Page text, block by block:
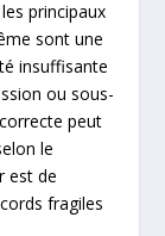
principaux
sont une
insuffisante
ou sous-
peut
le
est de
fragiles